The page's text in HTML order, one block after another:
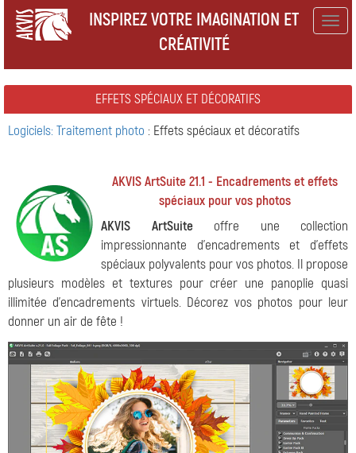
INSPIREZ VOTRE IMAGINATION ET
CRÉATIVITÉ
EFFETS SPÉCIAUX ET DÉCORATIFS
Logiciels: Traitement photo : Effets spéciaux et décoratifs
AKVIS ArtSuite 21.1 - Encadrements et effets
spéciaux pour vos photos
AKVIS ArtSuiteoffre une collection
impressionnante d'encadrements et d'effets
spéciaux polyvalents pour vos photos. Il propose
plusieurs modèles et textures pour créer une panoplie quasi
illimitée d'encadrements virtuels. Décorez vos photos pour leur
donner un air de fête !